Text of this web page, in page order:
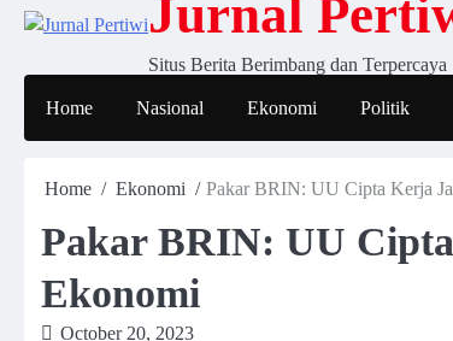
Jurnal
Situs Berita Berimbang dan Terpercaya
Home Nasional Ekonomi Politik
Home Ekonomi Pakar BRIN: UU Cipta Kerja
Pakar BRIN: UU
Ekonomi
October 20, 2023